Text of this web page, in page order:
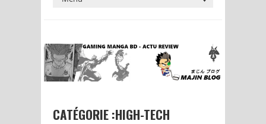
CATÉGORIE :HIGH-TECH